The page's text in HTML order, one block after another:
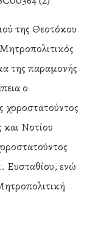
της Θεοτόκου
της παραμονής
ο
χοροστατούντος
Νοτίου
Ευσταθίου, ενώ